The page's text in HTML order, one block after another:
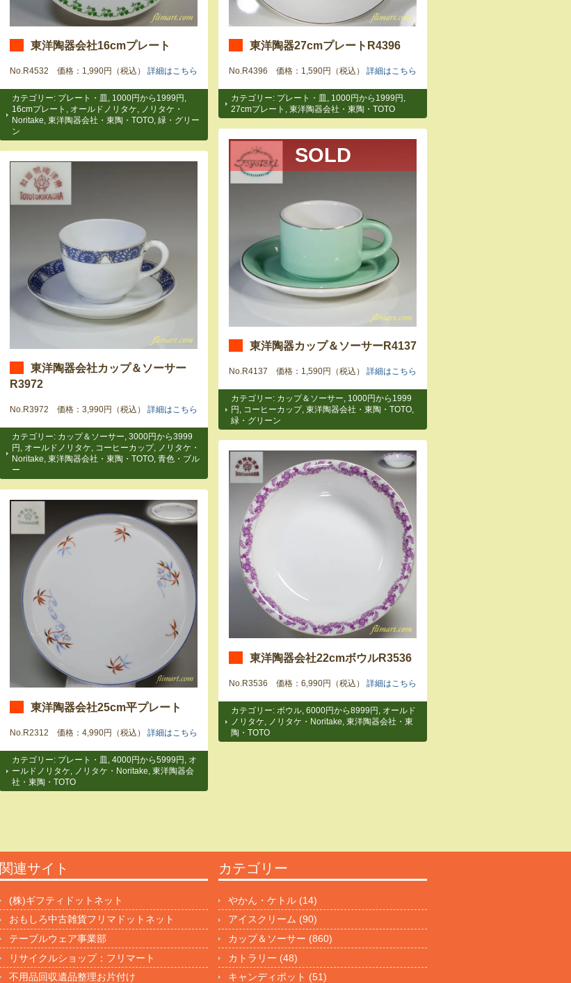
東洋陶器会社16cmプレート
No.R4532 価格：1,990円（税込） 詳細はこちら
カテゴリー: プレート・皿 1000円から1999円
16cmプレート
オールドノリタケ
ノリタケ・
Noritake 東洋陶器会社・東陶・TOTO 緑・グリー
ン
東洋陶器27cmプレートR4396
No.R4396 価格：1,590円（税込） 詳細はこちら
カテゴリー: プレート・皿 1000円から1999円
27cmプレート
東洋陶器会社・東陶・TOTO
SOLD
東洋陶器カップ＆ソーサーR4137
No.R4137 価格：1,590円（税込） 詳細はこちら
カテゴリー: カップ＆ソーサー
1000円から1999
円
コーヒーカップ 東洋陶器会社・東陶・TOTO
緑・グリーン
東洋陶器会社カップ＆ソーサー
R3972
No.R3972 価格：3,990円（税込） 詳細はこちら
カテゴリー: カップ＆ソーサー 3000円から3999
円
オールドノリタケ コーヒーカップ
ノリタケ・
Noritake 東洋陶器会社・東陶・TOTO 青色・ブル
ー
東洋陶器会社22cmボウルR3536
No.R3536 価格：6,990円（税込） 詳細はこちら
カテゴリー: ボウル 6000円から8999円
オールド
ノリタケ
ノリタケ・Noritake 東洋陶器会社・東
陶・TOTO
東洋陶器会社25cm平プレート
No.R2312 価格：4,990円（税込） 詳細はこちら
カテゴリー: プレート・皿 4000円から5999円
オ
ールドノリタケ
ノリタケ・Noritake 東洋陶器会
社・東陶・TOTO
関連サイト
(株)ギフティドットネット
おもしろ中古雑貨フリマドットネット
テーブルウェア事業部
リサイクルショップ：フリマート
不用品回収遺品整理お片付け
カテゴリー
やかん・ケトル (14)
アイスクリーム (90)
カップ＆ソーサー (860)
カトラリー (48)
キャンディポット (51)